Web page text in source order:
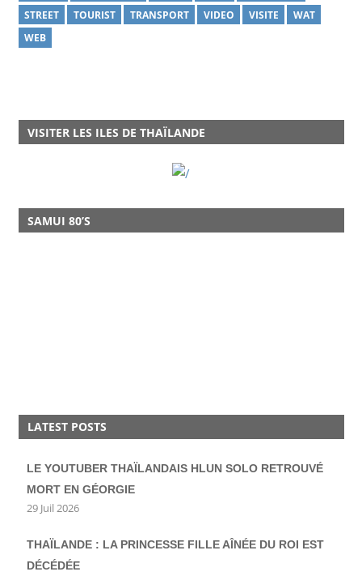
STREET
TOURIST TRANSPORT VIDEO VISITE
WAT
WEB
VISITER LES ILES DE THAÏLANDE
SAMUI 80’S
LATEST POSTS
LE YOUTUBER THAÏLANDAIS HLUN SOLO RETROUVÉ
MORT EN GÉORGIE
29 Juil 2026
THAÏLANDE : LA PRINCESSE FILLE AÎNÉE DU ROI EST
DÉCÉDÉE